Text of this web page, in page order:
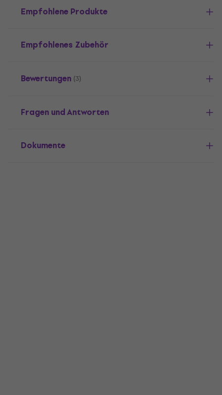
Empfohlene Produkte
Empfohlenes Zubehör
Bewertungen (3)
Fragen und Antworten
Dokumente